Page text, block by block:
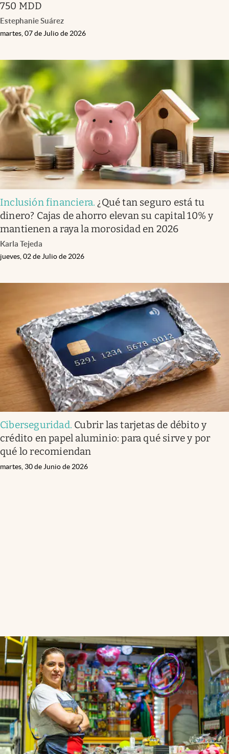
750 MDD
Estephanie Suárez
martes, 07 de Julio de 2026
Inclusión financiera. ¿Qué tan seguro está tu
dinero? Cajas de ahorro elevan su capital 10% y
mantienen a raya la morosidad en 2026
Karla Tejeda
jueves, 02 de Julio de 2026
Ciberseguridad. Cubrir las tarjetas de débito y
crédito en papel aluminio: para qué sirve y por
qué lo recomiendan
martes, 30 de Junio de 2026